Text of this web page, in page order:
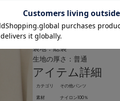
透け感：なし
伸縮性：なし
光沢感：なし
裏地：総裏
生地の厚さ：普通
アイテム詳細
カテゴリ
その他パンツ
素材
ナイロン100％